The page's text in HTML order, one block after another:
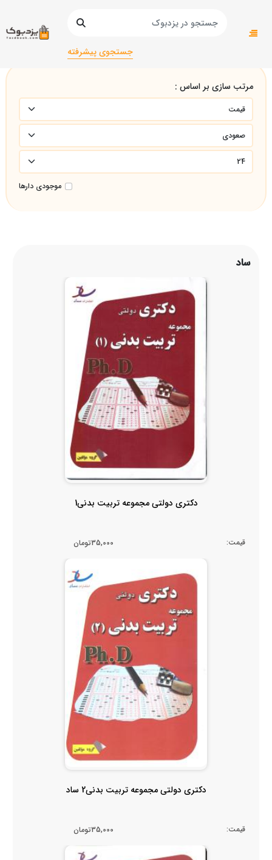
جستجوی پیشرفته
صفحه اصلی
مرتب سازی بر اساس :
موجودی دارها
ساد
دکتری دولتی مجموعه تربیت بدنی1
قیمت: 35,000تومان
دکتری دولتی مجموعه تربیت بدنی2 ساد
قیمت: 35,000تومان